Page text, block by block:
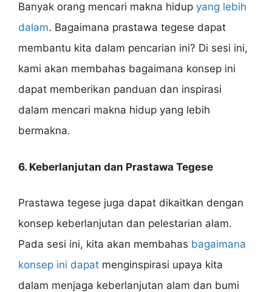
Banyak orang mencari makna hidup yang lebih
dalam. Bagaimana prastawa tegese dapat
membantu kita dalam pencarian ini? Di sesi ini,
kami akan membahas bagaimana konsep ini
dapat memberikan panduan dan inspirasi
dalam mencari makna hidup yang lebih
bermakna.
6. Keberlanjutan dan Prastawa Tegese
Prastawa tegese juga dapat dikaitkan dengan
konsep keberlanjutan dan pelestarian alam.
Pada sesi ini, kita akan membahas bagaimana
konsep ini dapat menginspirasi upaya kita
dalam menjaga keberlanjutan alam dan bumi